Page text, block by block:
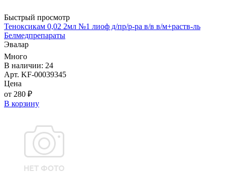
Быстрый просмотр
Теноксикам 0,02 2мл №1 лиоф д/пр/р-ра в/в в/м+раств-ль
Белмедпрепараты
Эвалар
Много
В наличии: 24
Арт. KF-00039345
Цена
от 280 ₽
В корзину